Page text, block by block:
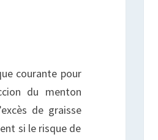
courante pour
du menton
de graisse
si le risque de